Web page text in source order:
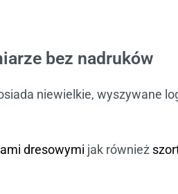
bez nadruków
niewielkie, wyszywane
dresowymi jak również